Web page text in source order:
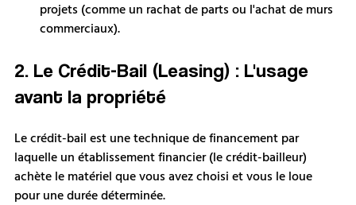
projets (comme un rachat de parts ou l'achat de murs
commerciaux).
2. Le Crédit-Bail (Leasing) : L'usage
avant la propriété
Le crédit-bail est une technique de financement par
laquelle un établissement financier (le crédit-bailleur)
achète le matériel que vous avez choisi et vous le loue
pour une durée déterminée.